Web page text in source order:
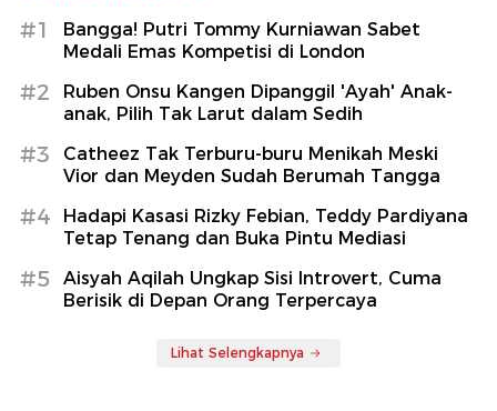
#1
Bangga! Putri Tommy Kurniawan Sabet
Medali Emas Kompetisi di London
#2
Ruben Onsu Kangen Dipanggil 'Ayah' Anak-
anak, Pilih Tak Larut dalam Sedih
#3
Catheez Tak Terburu-buru Menikah Meski
Vior dan Meyden Sudah Berumah Tangga
#4
Hadapi Kasasi Rizky Febian, Teddy Pardiyana
Tetap Tenang dan Buka Pintu Mediasi
#5
Aisyah Aqilah Ungkap Sisi Introvert, Cuma
Berisik di Depan Orang Terpercaya
Lihat Selengkapnya